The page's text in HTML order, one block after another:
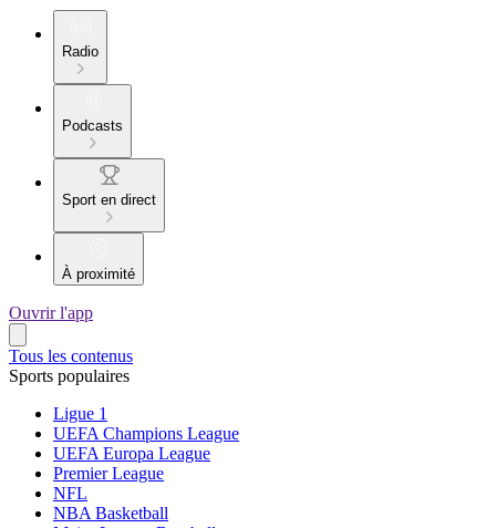
Radio
Podcasts
Sport en direct
À proximité
Ouvrir l'app
Tous les contenus
Sports populaires
Ligue 1
UEFA Champions League
UEFA Europa League
Premier League
NFL
NBA Basketball